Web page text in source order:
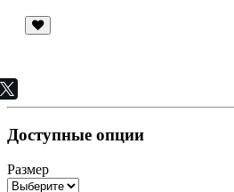
Доступные опции
Размер